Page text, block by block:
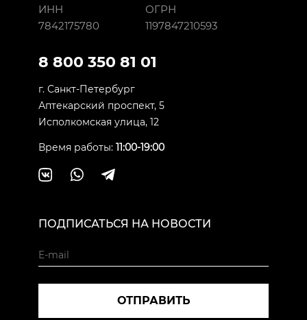
ИНН
7842175780
ОГРН
1197847210593
8 800 350 81 01
г. Санкт-Петербург
Аптекарский проспект, 5
Исполкомская улица, 12
Время работы: 11:00-19:00
ПОДПИСАТЬСЯ НА НОВОСТИ
ОТПРАВИТЬ